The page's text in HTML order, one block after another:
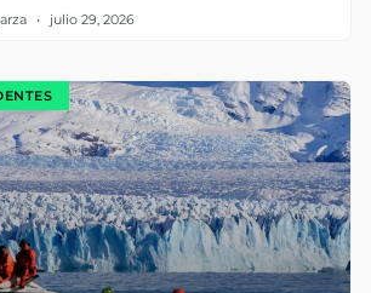
julio 29, 2026